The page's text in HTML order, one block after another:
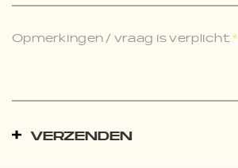
Opmerkingen / vraag is verplicht*
VERZENDEN